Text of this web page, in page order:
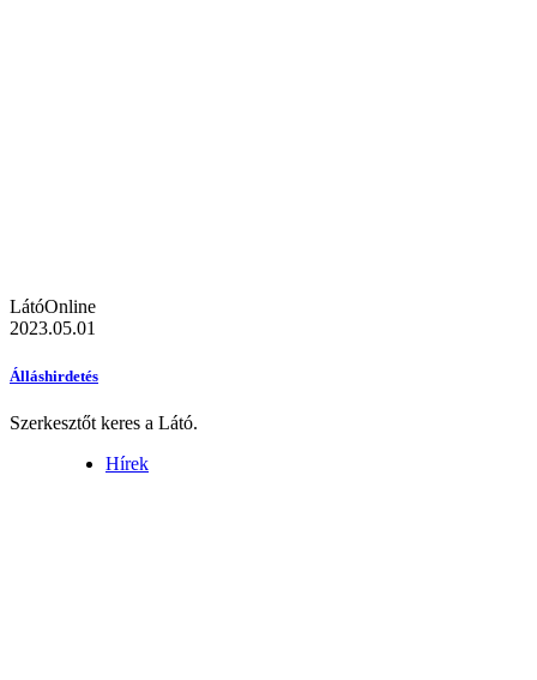
LátóOnline
2023.05.01
Álláshirdetés
Szerkesztőt keres a Látó.
Hírek